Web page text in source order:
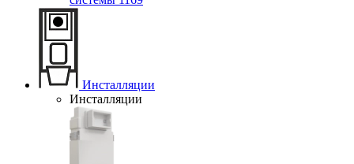
Инсталляции
Инсталляции